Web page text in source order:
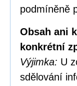
podmíněně
Obsah ani
konkrétní
Výjimka: U
sdělování